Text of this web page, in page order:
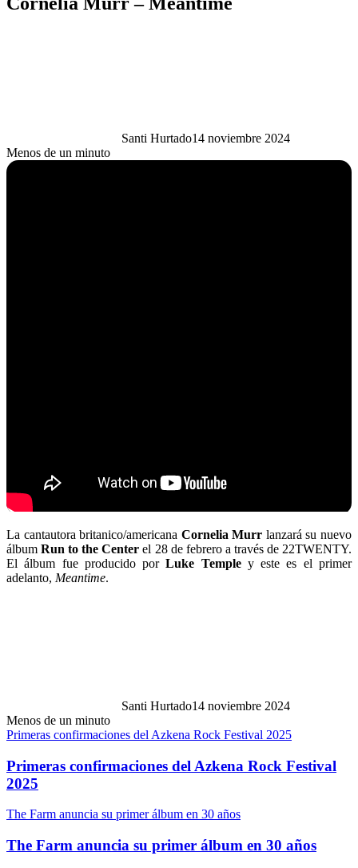
Santi Hurtado14 noviembre 2024
Menos de un minuto
La cantautora britanico/americana Cornelia Murr lanzará su nuevo
álbumRun to the Center el 28 de febrero a través de 22TWENTY.
El álbum fue producido porLuke Templey este es el primer
adelanto, Meantime.
Santi Hurtado14 noviembre 2024
Menos de un minuto
Primeras confirmaciones del Azkena Rock Festival 2025
Primeras confirmaciones del Azkena Rock Festival
2025
The Farm anuncia su primer álbum en 30 años
The Farm anuncia su primer álbum en 30 años